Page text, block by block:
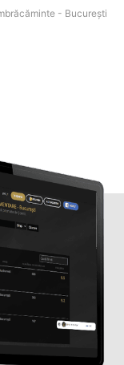
- Bucureşti